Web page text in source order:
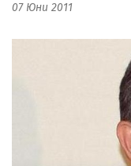
07 Юни 2011